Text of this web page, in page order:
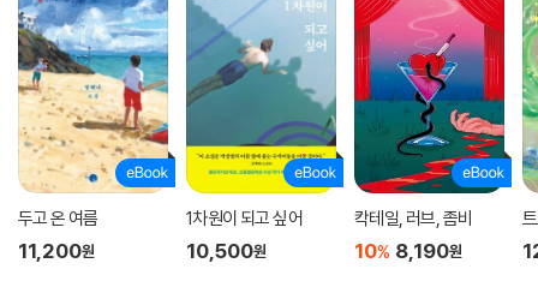
두고 온 여름
11,200원
1차원이 되고 싶어
10,500원
칵테일, 러브, 좀비
10% 8,190원